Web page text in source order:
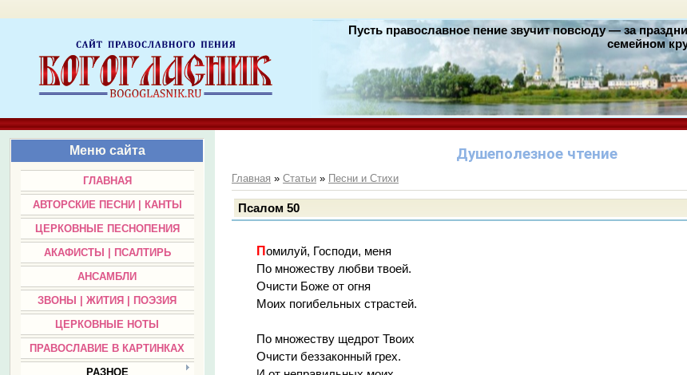
Пусть православное пение звучит повсюду — за
семейном
Меню сайта
ГЛАВНАЯ
АВТОРСКИЕ ПЕСНИ | КАНТЫ
ЦЕРКОВНЫЕ ПЕСНОПЕНИЯ
АКАФИСТЫ | ПСАЛТИРЬ
АНСАМБЛИ
ЗВОНЫ | ЖИТИЯ | ПОЭЗИЯ
ЦЕРКОВНЫЕ НОТЫ
ПРАВОСЛАВИЕ В КАРТИНКАХ
РАЗНОЕ
Душеполезное чтение
Главная »Статьи » Песни и Стихи
Псалом 50
Помилуй, Господи, меня
По множеству любви твоей.
Очисти Боже от огня
Моих погибельных страстей.
По множеству щедрот Твоих
Очисти беззаконный грех.